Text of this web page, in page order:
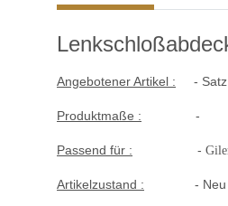
Angebotener Artikel : - Satz
Produktmaße : -
Passend für : -
Artikelzustand : - Neu